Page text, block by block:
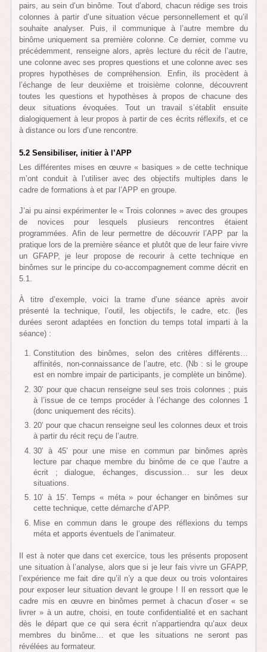
pairs, au sein d’un binôme. Tout d’abord, chacun rédige ses trois
colonnes à partir d’une situation vécue personnellement et qu’il
souhaite analyser. Puis, il communique à l’autre membre du
binôme uniquement sa première colonne. Ce dernier, comme vu
précédemment, renseigne alors, après lecture du récit de l’autre,
une colonne avec ses propres questions et une colonne avec ses
propres hypothèses de compréhension. Enfin, ils procèdent à
l’échange de leur deuxième et troisième colonne, découvrent
toutes les questions et hypothèses à propos de chacune des
deux situations évoquées. Tout un travail s’établit ensuite
dialogiquement à leur propos à partir de ces écrits réflexifs, et ce
à distance ou lors d’une rencontre.
5.2 Sensibiliser, initier à l’APP
Les différentes mises en œuvre « basiques » de cette technique
m’ont conduit à l’utiliser avec des objectifs multiples dans le
cadre de formations à et par l’APP en groupe.
J’ai pu ainsi expérimenter le « Trois colonnes » avec des groupes
de novices pour lesquels plusieurs rencontres étaient
programmées. Afin de leur permettre de découvrir l’APP par la
pratique lors de la première séance et plutôt que de leur faire vivre
un GFAPP, je leur propose de recourir à cette technique en
binômes sur le principe du co-accompagnement comme décrit en
5.1.
À titre d’exemple, voici la trame d’une séance après avoir
présenté la technique, l’outil, les objectifs, le cadre, etc. (les
durées seront adaptées en fonction du temps total imparti à la
séance) :
Constitution des binômes, selon des critères différents…
affinités, non-connaissance de l’autre, etc. (Nb : si le groupe
est en nombre impair de participants, je complète un binôme).
30’ pour que chacun renseigne seul ses trois colonnes ; puis
à l’issue de ce temps procéder à l’échange des colonnes 1
(donc uniquement des récits).
20’ pour que chacun renseigne seul les colonnes deux et trois
à partir du récit reçu de l’autre.
30’ à 45’ pour une mise en commun par binômes après
lecture par chaque membre du binôme de ce que l’autre a
écrit ; dialogue, échanges, discussion… sur les deux
situations.
10’ à 15’. Temps « méta » pour échanger en binômes sur
cette technique, cette démarche d’APP.
Mise en commun dans le groupe des réflexions du temps
méta et apports éventuels de l’animateur.
Il est à noter que dans cet exercice, tous les présents proposent
une situation à l’analyse, alors que si je leur fais vivre un GFAPP,
l’expérience me fait dire qu’il n’y a que deux ou trois volontaires
pour exposer leur situation devant le groupe ! Il en ressort que le
cadre mis en œuvre en binômes permet à chacun d’oser « se
livrer » à un autre, choisi, en toute confidentialité et en sachant
dès le départ que ce qui sera écrit n’appartiendra qu’aux deux
membres du binôme… et que les situations ne seront pas
révélées au formateur.